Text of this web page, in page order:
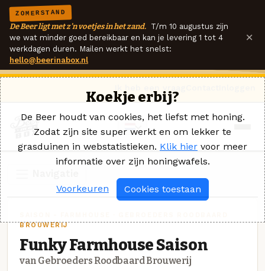
ZOMERSTAND
De Beer ligt met z'n voetjes in het zand. T/m 10 augustus zijn
we wat minder goed bereikbaar en kan je levering 1 tot 4
werkdagen duren. Mailen werkt het snelst:
hello@beerinabox.nl
×
BROUWERIJ
Funky Farmhouse Saison
van Gebroeders Roodbaard Brouwerij
Koekje erbij?
De Beer houdt van cookies, het liefst met honing.
Zodat zijn site super werkt en om lekker te
grasduinen in webstatistieken. Klik hier voor meer
informatie over zijn honingwafels.
Voorkeuren Cookies toestaan